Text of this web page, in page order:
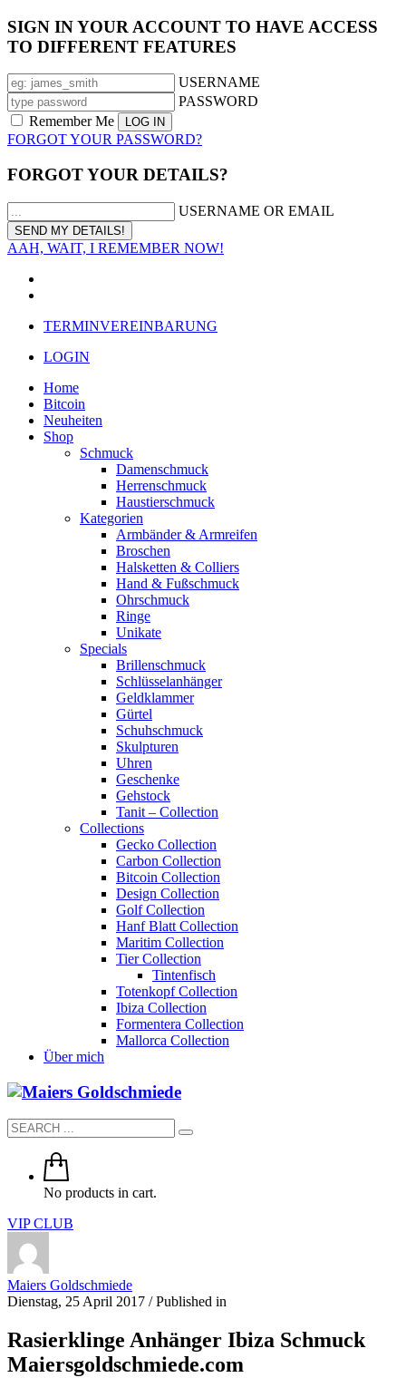
SIGN IN YOUR ACCOUNT TO HAVE ACCESS
TO DIFFERENT FEATURES
USERNAME
PASSWORD
Remember Me
FORGOT YOUR PASSWORD?
FORGOT YOUR DETAILS?
USERNAME OR EMAIL
AAH, WAIT, I REMEMBER NOW!
TERMINVEREINBARUNG
LOGIN
Home
Bitcoin
Neuheiten
Shop
Schmuck
Damenschmuck
Herrenschmuck
Haustierschmuck
Kategorien
Armbänder & Armreifen
Broschen
Halsketten & Colliers
Hand & Fußschmuck
Ohrschmuck
Ringe
Unikate
Specials
Brillenschmuck
Schlüsselanhänger
Geldklammer
Gürtel
Schuhschmuck
Skulpturen
Uhren
Geschenke
Gehstock
Tanit – Collection
Collections
Gecko Collection
Carbon Collection
Bitcoin Collection
Design Collection
Golf Collection
Hanf Blatt Collection
Maritim Collection
Tier Collection
Tintenfisch
Totenkopf Collection
Ibiza Collection
Formentera Collection
Mallorca Collection
Über mich
No products in cart.
VIP CLUB
Maiers Goldschmiede
Dienstag, 25 April 2017 /Published in
Rasierklinge Anhänger Ibiza Schmuck
Maiersgoldschmiede.com